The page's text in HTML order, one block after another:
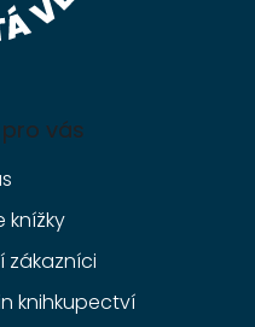
vás
knížky
zákazníci
knihkupectví